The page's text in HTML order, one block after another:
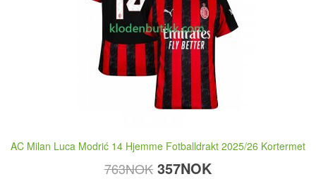
AC Milan Luca Modrić 14 Hjemme Fotballdrakt 2025/26 Kortermet
763NOK 357NOK